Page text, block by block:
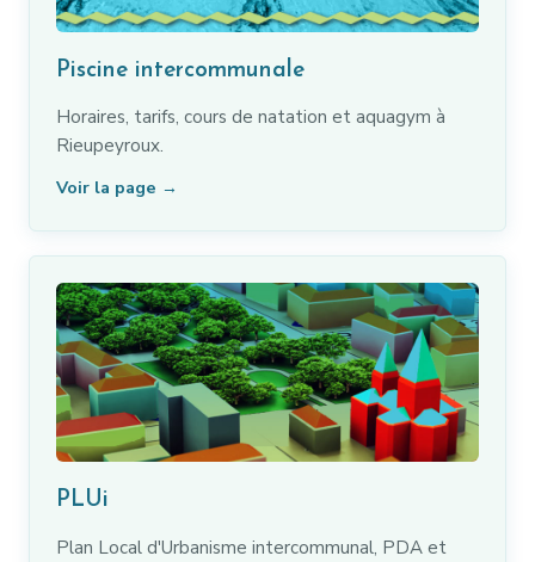
Piscine intercommunale
Horaires, tarifs, cours de natation et aquagym à
Rieupeyroux.
Voir la page →
PLUi
Plan Local d'Urbanisme intercommunal, PDA et